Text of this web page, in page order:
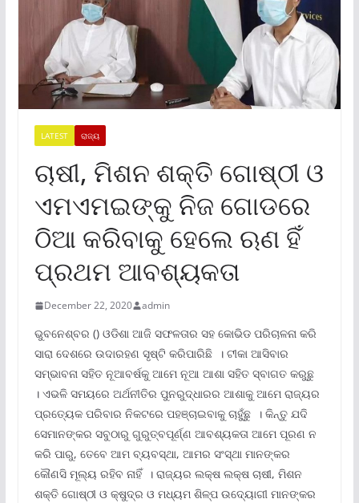
LATEST ରାଜ୍ୟ
ଚାଷୀ, ମିଶନ ଶକ୍ତି ଗୋଷ୍ଠୀ ଓ
ଏମଏମଇଙ୍କୁ ନିଜ ଗୋଡରେ
ଠିଆ କରିବାକୁ ହେଲେ ଋଣ ହିଁ
ପ୍ରଥମ ଆବଶ୍ୟକତା
December 22, 2020 admin
ଭୁବନେଶ୍ବର () ଓଡିଶା ଆଜି ସଫଳତାର ସହ କୋଭିଡ ପରିଚାଳନା କରି
ସାରା ଦେଶରେ ଉଦାରହଣ ସୃଷ୍ଟି କରିପାରିଛି । ଟୀକା ଆସିବାର
ସମ୍ଭାବନା ସହିତ ନୂଆବର୍ଷକୁ ଆମେ ନୂଆ ଆଶା ସହିତ ସ୍ବାଗତ କରୁଛୁ
। ଏଭଳି ସମୟରେ ଅର୍ଥନୀତିର ପୁନରୁଦ୍ଧାରର ଆଶାକୁ ଆମେ ରାଜ୍ୟର
ପ୍ରତ୍ୟେକ ପରିବାର ନିକଟରେ ପହଞ୍ଚାଇବାକୁ ଚାହୁଁଛୁ । କିନ୍ତୁ ଯଦି
ସେମାନଙ୍କର ସବୁଠାରୁ ଗୁରୁତ୍ବପୂର୍ଣ୍ଣ ଆବଶ୍ୟକତା ଆମେ ପୂରଣ ନ
କରି ପାରୁ, ତେବେ ଆମ ବ୍ୟବସ୍ଥା, ଆମର ସଂସ୍ଥା ମାନଙ୍କର
କୌଣସି ମୂଲ୍ୟ ରହିବ ନାହିଁ । ରାଜ୍ୟର ଲକ୍ଷ ଲକ୍ଷ ଚାଷୀ, ମିଶନ
ଶକ୍ତି ଗୋଷ୍ଠୀ ଓ କ୍ଷୁଦ୍ର ଓ ମଧ୍ୟମ ଶିଳ୍ପ ଉଦ୍ୟୋଗୀ ମାନଙ୍କର